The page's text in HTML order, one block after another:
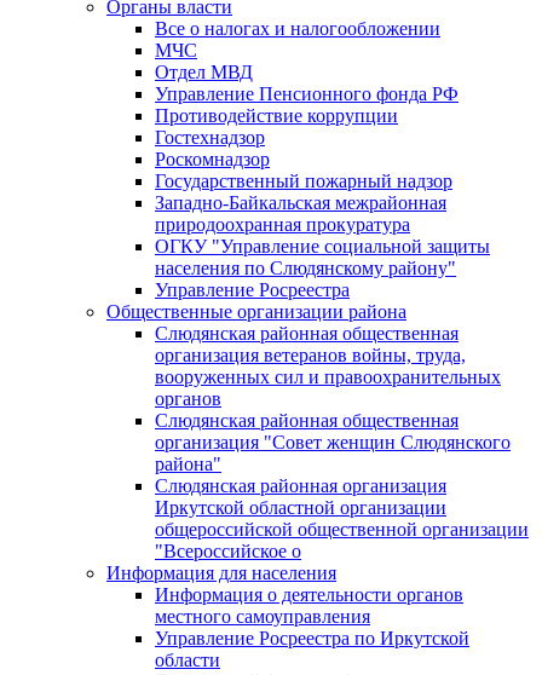
Органы власти
Все о налогах и налогообложении
МЧС
Отдел МВД
Управление Пенсионного фонда РФ
Противодействие коррупции
Гостехнадзор
Роскомнадзор
Государственный пожарный надзор
Западно-Байкальская межрайонная
природоохранная прокуратура
ОГКУ "Управление социальной защиты
населения по Слюдянскому району"
Управление Росреестра
Общественные организации района
Слюдянская районная общественная
организация ветеранов войны, труда,
вооруженных сил и правоохранительных
органов
Слюдянская районная общественная
организация "Совет женщин Слюдянского
района"
Слюдянская районная организация
Иркутской областной организации
общероссийской общественной организации
"Всероссийское о
Информация для населения
Информация о деятельности органов
местного самоуправления
Управление Росреестра по Иркутской
области